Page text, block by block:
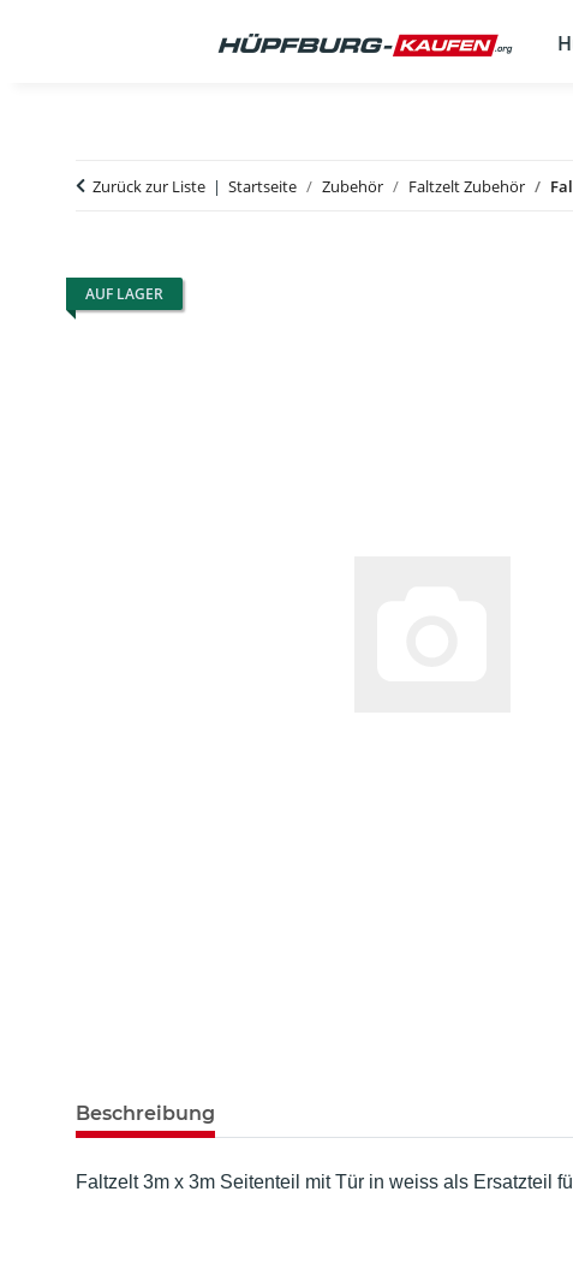
Zurück zur Liste Startseite Zubehör Faltzelt Zubehör
AUF LAGER
Beschreibung
Faltzelt 3m x 3m Seitenteil mit Tür in weiss als Ersatzteil